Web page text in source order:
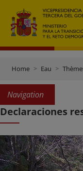
Home Eau
Navigation
Declaraciones